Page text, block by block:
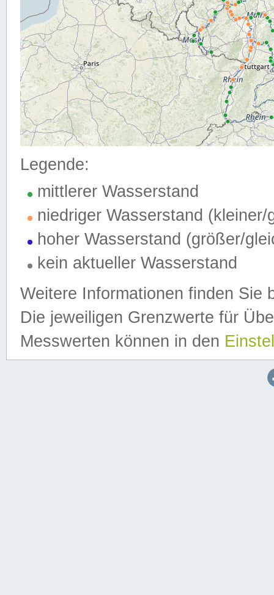
Legende:
mittlerer Wasserstand
niedriger Wasserstand (kleiner/
hoher Wasserstand (größer/
kein aktueller Wasserstand
Weitere Informationen finden Sie
Die jeweiligen Grenzwerte für
Messwerten können in den